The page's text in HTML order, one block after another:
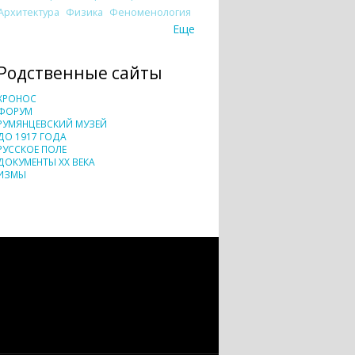
Физика Феноменология
Еще
сайты
МУЗЕЙ
1917 ГОДА
ПОЛЕ
XX ВЕКА